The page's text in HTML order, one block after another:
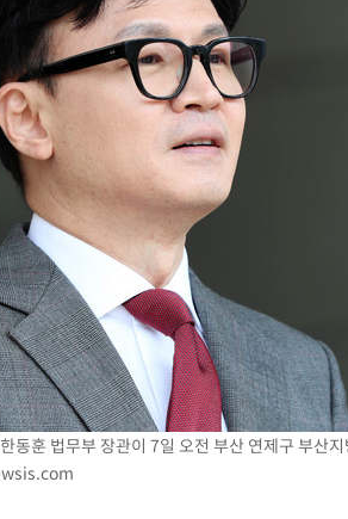
스X 로켓 달 충돌 흔적 포착
는 승부차기 끝 과달라하라 격파
풍 지나며 폭염 잠시 꺾인다"
맹공…"공산주의가 최대 위협"
란 호르무즈 통제권' 수용할까
대 안해…안정 전력 위해 불가피"
축구협회·축구회관 등 압수수
과잉생산 결과 발표 8월 중 예
…4%대 급락
시장에 백승주·윤난실
'초열대야' 30도 넘어
내린 797.44 출발
내린 6478.75 개장
연속 사상 최대
동훈 법무부 장관이 7일 오전 부산 연제구 부산